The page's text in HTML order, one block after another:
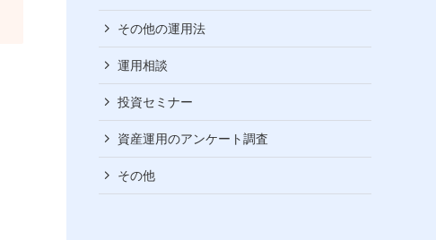
その他の運用法
運用相談
投資セミナー
資産運用のアンケート調査
その他